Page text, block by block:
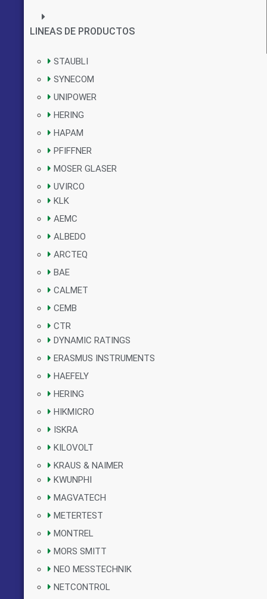
LINEAS DE PRODUCTOS
STAUBLI
SYNECOM
UNIPOWER
HERING
HAPAM
PFIFFNER
MOSER GLASER
UVIRCO
KLK
AEMC
ALBEDO
ARCTEQ
BAE
CALMET
CEMB
CTR
DYNAMIC RATINGS
ERASMUS INSTRUMENTS
HAEFELY
HERING
HIKMICRO
ISKRA
KILOVOLT
KRAUS & NAIMER
KWUNPHI
MAGVATECH
METERTEST
MONTREL
MORS SMITT
NEO MESSTECHNIK
NETCONTROL